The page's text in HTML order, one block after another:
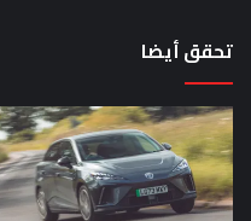
تحقق أيضا